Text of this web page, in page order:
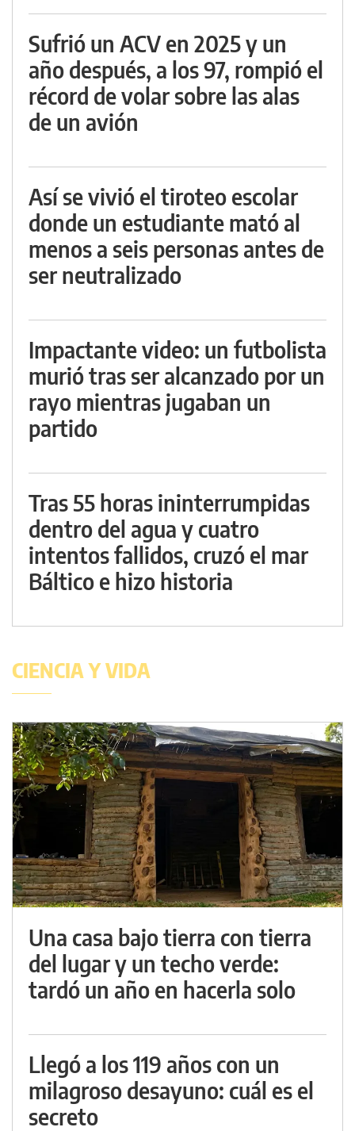
Sufrió un ACV en 2025 y un
año después, a los 97, rompió el
récord de volar sobre las alas
de un avión
Así se vivió el tiroteo escolar
donde un estudiante mató al
menos a seis personas antes de
ser neutralizado
Impactante video: un futbolista
murió tras ser alcanzado por un
rayo mientras jugaban un
partido
Tras 55 horas ininterrumpidas
dentro del agua y cuatro
intentos fallidos, cruzó el mar
Báltico e hizo historia
CIENCIA Y VIDA
Una casa bajo tierra con tierra
del lugar y un techo verde:
tardó un año en hacerla solo
Llegó a los 119 años con un
milagroso desayuno: cuál es el
secreto